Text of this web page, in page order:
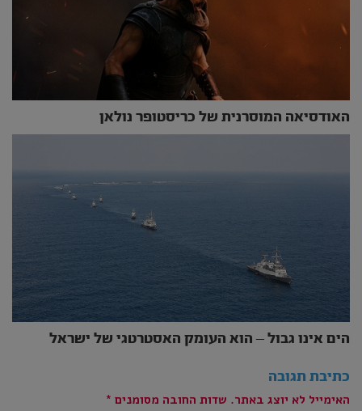
האודסיאה המוסרנית של כריסטופר נולאן
הים אינו גבול – הוא העומק האסטרטגי של ישראל
כתיבת תגובה
האימייל לא יוצג באתר. שדות החובה מסומנים *